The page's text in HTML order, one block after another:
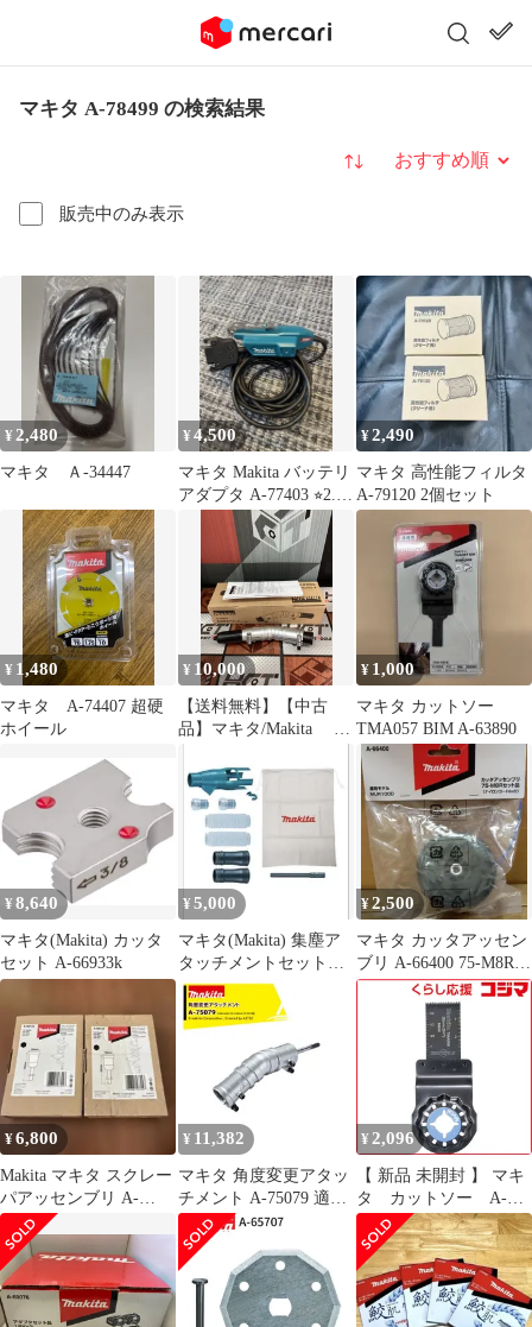
マキタ A-78499 の検索結果
販売中のみ表示
並び替え
¥ 2,480
マキタ Ａ-34447
¥4,500
マキタ Makita バッテリ
アダプタ A-77403 ⭐︎2.3
回使用⭐︎
¥2,490
マキタ 高性能フィルタ
A-79120 2個セット
¥ 1,480
マキタ A-74407 超硬
ホイール
¥ 10,000
【送料無料】【中古
品】マキタ/Makita A-
ッチメント【ハンズク
ラフト島根出雲】
¥ 1,000
マキタ カットソー
TMA057 BIM A-63890
¥8,640
マキタ(Makita) カッタ
セット A-66933k
¥ 5,000
マキタ(Makita) 集塵ア
タッチメントセット品
196860-7
¥2,500
マキタ カッタアッセン
ブリ A-66400 75-M8Rセ
ット品 MUR100D
¥6,800
Makita マキタ スクレー
パアッセンブリ A-
68155 2個セット
¥ 11,382
マキタ 角度変更アタッ
チメント A-75079 適合
機種MUA002GZ /
MUA251DZ
¥ 2,096
【 新品 未開封 】 マキ
タ カットソー A-
63909 未使用 送料無料